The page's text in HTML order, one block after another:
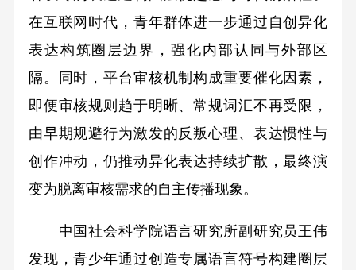
在互联网时代，青年群体进一步通过自创异化
表达构筑圈层边界，强化内部认同与外部区
隔。同时，平台审核机制构成重要催化因素，
即便审核规则趋于明晰、常规词汇不再受限，
由早期规避行为激发的反叛心理、表达惯性与
创作冲动，仍推动异化表达持续扩散，最终演
变为脱离审核需求的自主传播现象。
中国社会科学院语言研究所副研究员王伟
发现，青少年通过创造专属语言符号构建圈层